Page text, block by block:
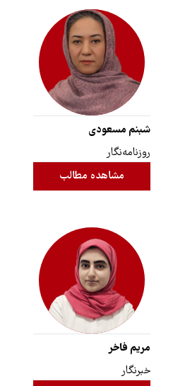
شبنم مسعودی
روزنامه‌نگار
مشاهده مطالب
مریم فاخر
خبرنگار